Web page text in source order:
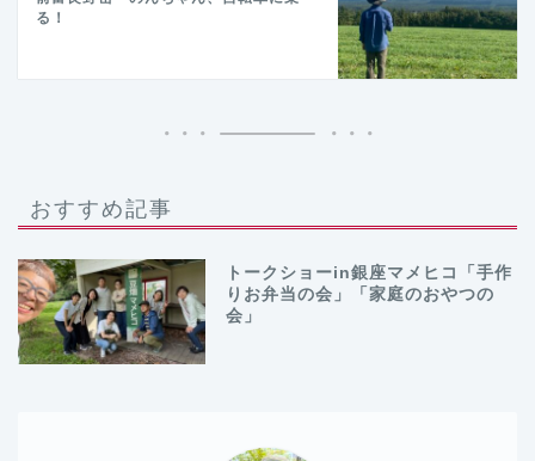
る！
おすすめ記事
トークショーin銀座マメヒコ「手作
りお弁当の会」「家庭のおやつの
会」